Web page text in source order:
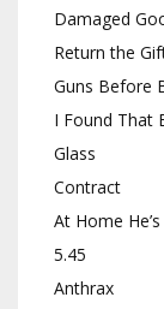
Damaged
Return the
Guns Before
I Found That
Glass
Contract
At Home
5.45
Anthrax